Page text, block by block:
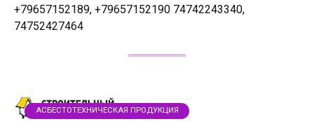
+79657152189, +79657152190 74742243340,
74752427464
АСБЕСТОТЕХНИЧЕСКАЯ ПРОДУКЦИЯ